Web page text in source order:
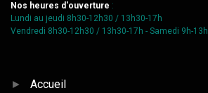
Nos heures d'ouverture :
Lundi au jeudi 8h30-12h30 / 13h30-17h
Vendredi 8h30-12h30 / 13h30-17h - Samedi 9h-13h
►
Accueil